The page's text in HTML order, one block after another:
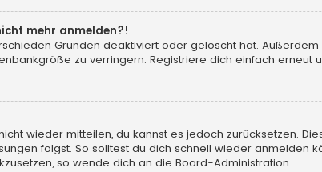
mehr anmelden?!
Gründen deaktiviert oder gelöscht hat.
zu verringern. Registriere dich einfach erneut
wieder mitteilen, du kannst es jedoch zurücksetzen.
folgst. So solltest du dich schnell wieder anmelden
so wende dich an die Board-Administration.